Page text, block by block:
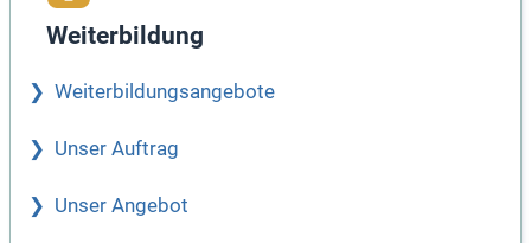
Weiterbildung
Weiterbildungsangebote
Unser Auftrag
Unser Angebot